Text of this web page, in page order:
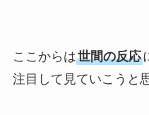
ここからは世間の反応
注目して見ていこうと